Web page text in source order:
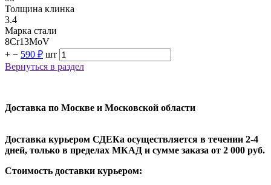
Толщина клинка
3.4
Марка стали
8Cr13MoV
+ − 590 ₽ шт
Вернуться в раздел
Доставка по Москве и Московской области
Доставка курьером СДЕКа осуществляется в течении 2-4
дней, только в пределах МКАД и сумме заказа от 2 000 руб.
Стоимость доставки курьером: